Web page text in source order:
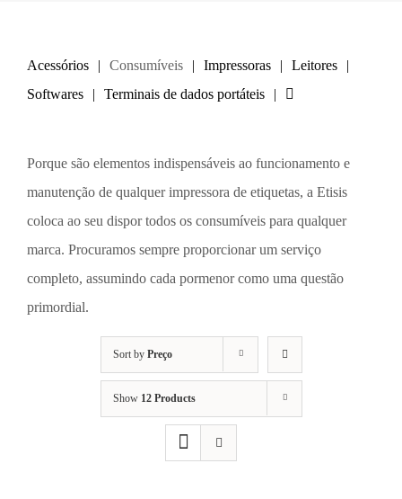
Acessórios Consumíveis Impressoras
Leitores
Softwares
Terminais de dados portáteis
Porque são elementos indispensáveis ao funcionamento e
manutenção de qualquer impressora de etiquetas, a Etisis
coloca ao seu dispor todos os consumíveis para qualquer
marca. Procuramos sempre proporcionar um serviço
completo, assumindo cada pormenor como uma questão
primordial.
Sort by Preço
Show 12 Products